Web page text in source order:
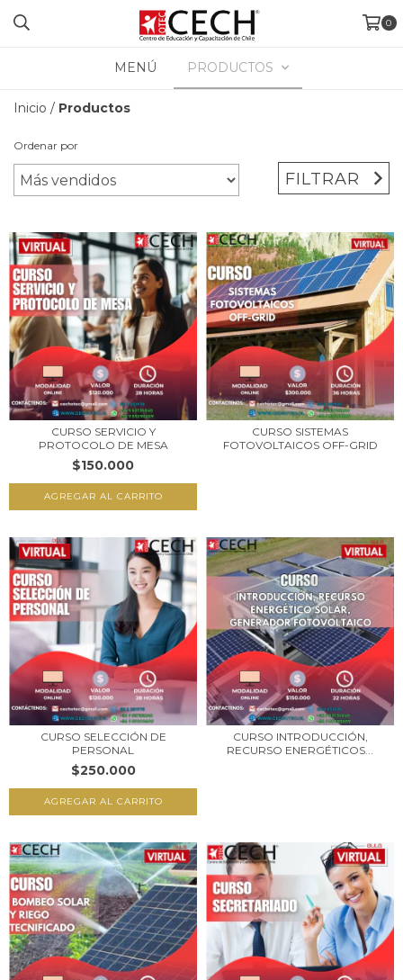
0
MENÚ PRODUCTOS
Inicio / Productos
Ordenar por
FILTRAR
CURSO SERVICIO Y
PROTOCOLO DE MESA
$150.000
CURSO SISTEMAS
FOTOVOLTAICOS OFF-GRID
CURSO SELECCIÓN DE
PERSONAL
$250.000
CURSO INTRODUCCIÓN,
RECURSO ENERGÉTICOS...